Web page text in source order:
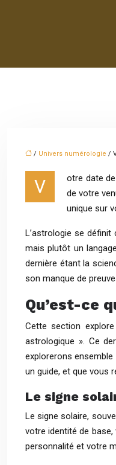
/ Univers numérologie /
V
otre date
de votre
unique sur
L’astrologie se
mais plutôt un
dernière étant la
son manque de
Qu’est-ce
Cette section
astrologique ». Ce
explorerons
un guide, et que vous
Le signe
Le signe solaire,
votre identité de
personnalité et votre